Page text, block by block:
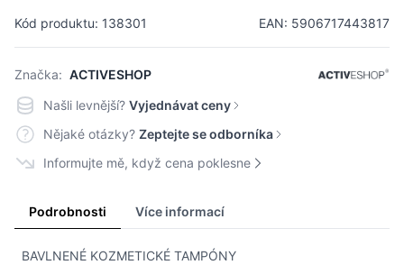
Kód produktu: 138301 EAN: 5906717443817
Značka: ACTIVESHOP
Našli levnější? Vyjednávat ceny
Nějaké otázky? Zeptejte se odborníka
Informujte mě, když cena poklesne
Podrobnosti Více informací
BAVLNENÉ KOZMETICKÉ TAMPÓNY